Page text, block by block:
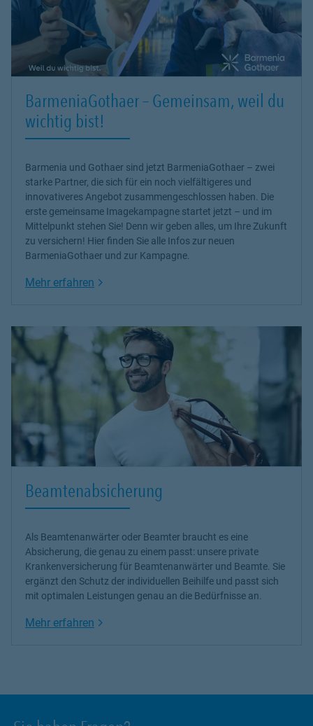
BarmeniaGothaer – Gemeinsam, weil du
wichtig bist!
Barmenia und Gothaer sind jetzt BarmeniaGothaer – zwei
starke Partner, die sich für ein noch vielfältigeres und
innovativeres Angebot zusammengeschlossen haben. Die
erste gemeinsame Imagekampagne startet jetzt – und im
Mittelpunkt stehen Sie! Denn wir geben alles, um Ihre Zukunft
zu versichern! Hier finden Sie alle Infos zur neuen
BarmeniaGothaer und zur Kampagne.
Mehr erfahren Link Opens in New Tab
Beamtenabsicherung
Als Beamtenanwärter oder Beamter braucht es eine
Absicherung, die genau zu einem passt: unsere private
Krankenversicherung für Beamtenanwärter und Beamte. Sie
ergänzt den Schutz der individuellen Beihilfe und passt sich
mit optimalen Leistungen genau an die Bedürfnisse an.
Mehr erfahren Link Opens in New Tab